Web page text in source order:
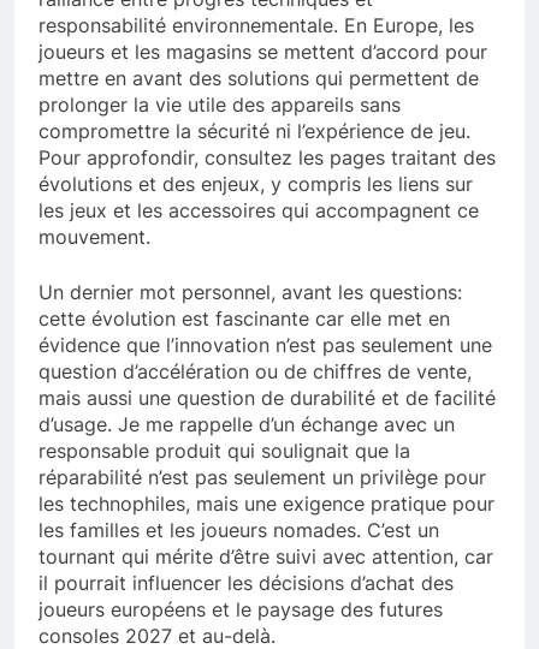
responsabilité environnementale. En Europe, les
joueurs et les magasins se mettent d’accord pour
mettre en avant des solutions qui permettent de
prolonger la vie utile des appareils sans
compromettre la sécurité ni l’expérience de jeu.
Pour approfondir, consultez les pages traitant des
évolutions et des enjeux, y compris les liens sur
les jeux et les accessoires qui accompagnent ce
mouvement.
Un dernier mot personnel, avant les questions:
cette évolution est fascinante car elle met en
évidence que l’innovation n’est pas seulement une
question d’accélération ou de chiffres de vente,
mais aussi une question de durabilité et de facilité
d’usage. Je me rappelle d’un échange avec un
responsable produit qui soulignait que la
réparabilité n’est pas seulement un privilège pour
les technophiles, mais une exigence pratique pour
les familles et les joueurs nomades. C’est un
tournant qui mérite d’être suivi avec attention, car
il pourrait influencer les décisions d’achat des
joueurs européens et le paysage des futures
consoles 2027 et au-delà.